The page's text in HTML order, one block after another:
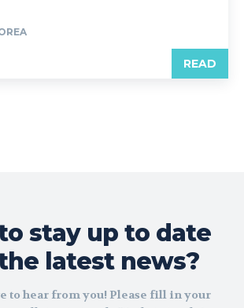
READ
stay up to date
latest news?
to hear from you! Please fill in your